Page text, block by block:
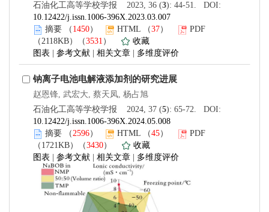
石油化工高等学校学报 2023, 36 (3): 44-51. DOI:
10.12422/j.issn.1006-396X.2023.03.007
摘要 （ 1450） HTML （37）
PDF
（2118KB）（3531 ）
收藏
图表
参考文献 相关文章 多维度评价
钠离子电池电解液添加剂的研究进展
赵恩锋, 武宏大, 蔡天凤, 杨占旭
石油化工高等学校学报 2024, 37 (5): 65-72. DOI:
10.12422/j.issn.1006-396X.2024.05.008
摘要 （ 2596） HTML （45）
PDF
（1721KB）（3430）
收藏
图表
参考文献 相关文章 多维度评价